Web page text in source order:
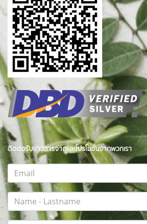
ติดต่อรับข่าวสารจากและโปรโมชั่นจากพวกเรา